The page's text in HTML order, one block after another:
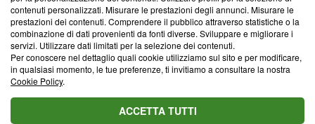
Informativa Privacy
Cookie Policy
Blasting SA, IDI CHE-247.845.224, Via Carlo Frasca, 3 - 6900
Lugano (Svizzera) Tel:+39 0690258937
© 2026 Blasting News
contenuti personalizzati. Misurare le prestazioni degli annunci. Misurare le
prestazioni dei contenuti. Comprendere il pubblico attraverso statistiche o la
combinazione di dati provenienti da fonti diverse. Sviluppare e migliorare i
servizi. Utilizzare dati limitati per la selezione dei contenuti.
Per conoscere nel dettaglio quali cookie utilizziamo sul sito e per modificare,
in qualsiasi momento, le tue preferenze, ti invitiamo a consultare la nostra
Cookie Policy.
ACCETTA TUTTI